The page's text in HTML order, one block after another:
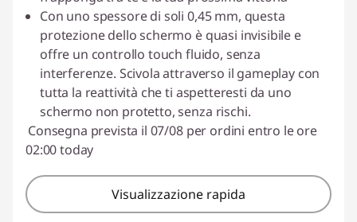
Con uno spessore di soli 0,45 mm, questa
protezione dello schermo è quasi invisibile e
offre un controllo touch fluido, senza
interferenze. Scivola attraverso il gameplay con
tutta la reattività che ti aspetteresti da uno
schermo non protetto, senza rischi.
Consegna prevista il 07/08 per ordini entro le ore
02:00 today
Visualizzazione rapida